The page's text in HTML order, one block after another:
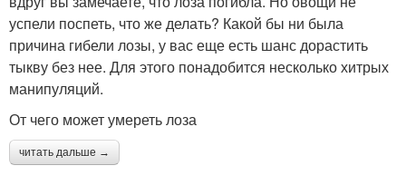
успели поспеть, что же делать? Какой бы ни была
причина гибели лозы, у вас еще есть шанс дорастить
тыкву без нее. Для этого понадобится несколько хитрых
манипуляций.
От чего может умереть лоза
читать дальше →